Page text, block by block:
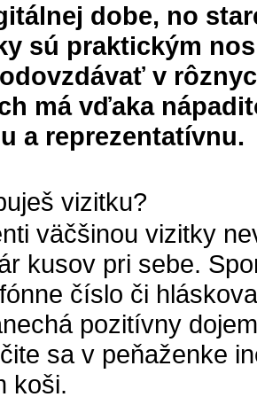
dobe, no
sú praktickým
v
má vďaka
a reprezentatívnu.
vizitku?
väčšinou vizitky
kusov pri sebe.
číslo či
pozitívny
sa v peňaženke
koši.